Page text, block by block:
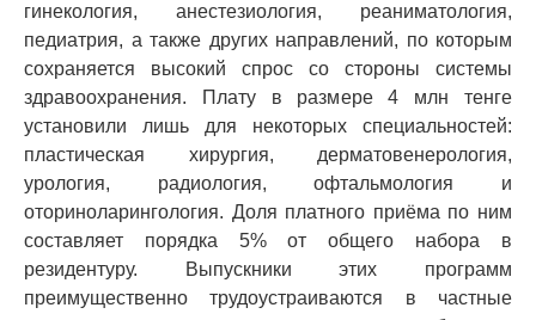
гинекология, анестезиология, реаниматология,
педиатрия, а также других направлений, по которым
сохраняется высокий спрос со стороны системы
здравоохранения. Плату в размере 4 млн тенге
установили лишь для некоторых специальностей:
пластическая хирургия, дерматовенерология,
урология, радиология, офтальмология и
оториноларингология. Доля платного приёма по ним
составляет порядка 5% от общего набора в
резидентуру. Выпускники этих программ
преимущественно трудоустраиваются в частные